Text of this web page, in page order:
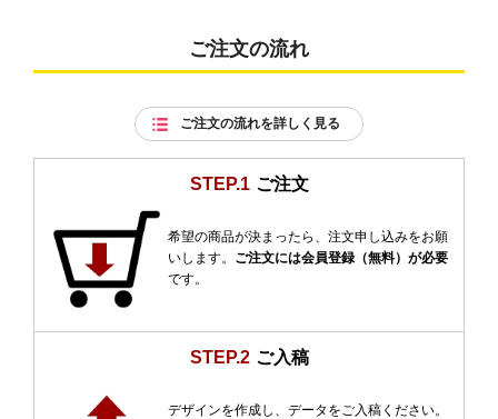
ご注文の流れ
ご注文の流れを詳しく見る
STEP.1 ご注文
希望の商品が決まったら、注文申し込みをお願
いします。 ご注文には会員登録（無料）が必要
です。
STEP.2 ご入稿
デザインを作成し、データをご入稿ください。